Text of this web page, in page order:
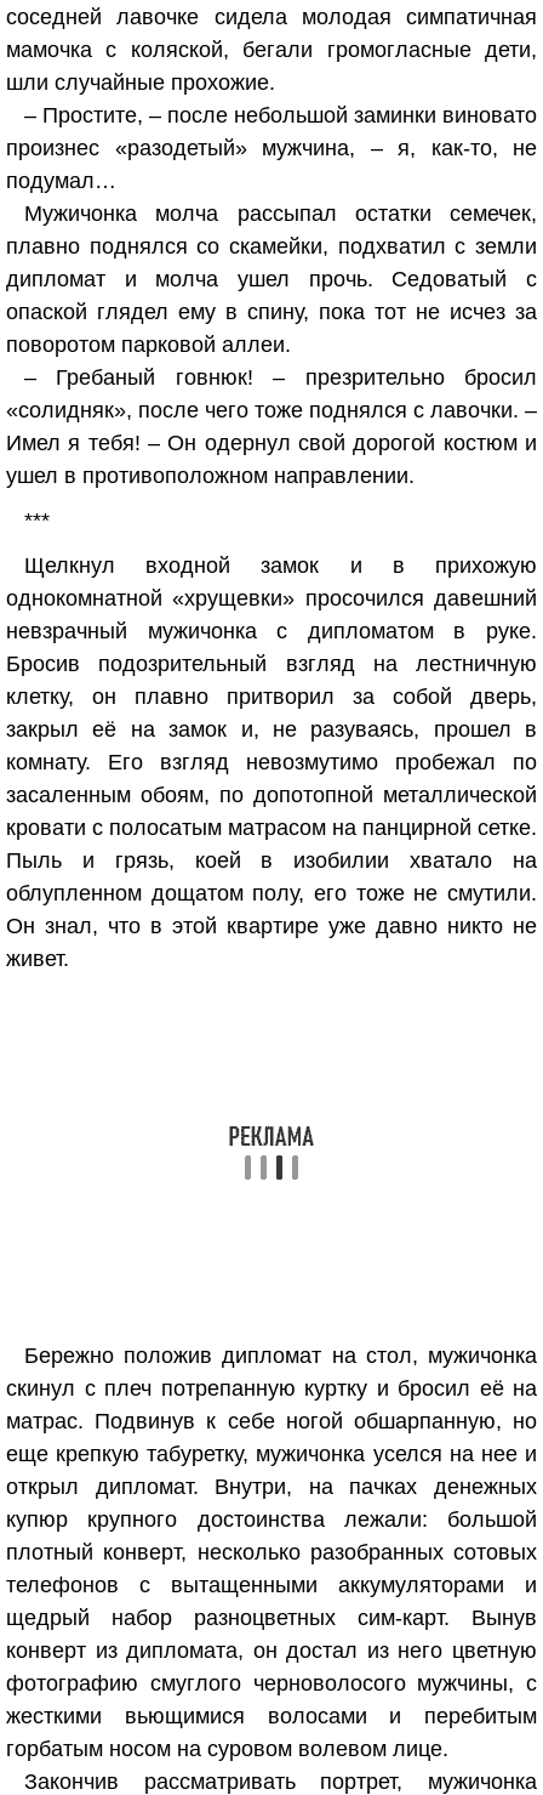
соседней лавочке сидела молодая симпатичная
мамочка с коляской, бегали громогласные дети,
шли случайные прохожие.
– Простите, – после небольшой заминки виновато
произнес «разодетый» мужчина, – я, как-то, не
подумал…
Мужичонка молча рассыпал остатки семечек,
плавно поднялся со скамейки, подхватил с земли
дипломат и молча ушел прочь. Седоватый с
опаской глядел ему в спину, пока тот не исчез за
поворотом парковой аллеи.
– Гребаный говнюк! – презрительно бросил
«солидняк», после чего тоже поднялся с лавочки. –
Имел я тебя! – Он одернул свой дорогой костюм и
ушел в противоположном направлении.
***
Щелкнул входной замок и в прихожую
однокомнатной «хрущевки» просочился давешний
невзрачный мужичонка с дипломатом в руке.
Бросив подозрительный взгляд на лестничную
клетку, он плавно притворил за собой дверь,
закрыл её на замок и, не разуваясь, прошел в
комнату. Его взгляд невозмутимо пробежал по
засаленным обоям, по допотопной металлической
кровати с полосатым матрасом на панцирной сетке.
Пыль и грязь, коей в изобилии хватало на
облупленном дощатом полу, его тоже не смутили.
Он знал, что в этой квартире уже давно никто не
живет.
Бережно положив дипломат на стол, мужичонка
скинул с плеч потрепанную куртку и бросил её на
матрас. Подвинув к себе ногой обшарпанную, но
еще крепкую табуретку, мужичонка уселся на нее и
открыл дипломат. Внутри, на пачках денежных
купюр крупного достоинства лежали: большой
плотный конверт, несколько разобранных сотовых
телефонов с вытащенными аккумуляторами и
щедрый набор разноцветных сим-карт. Вынув
конверт из дипломата, он достал из него цветную
фотографию смуглого черноволосого мужчины, с
жесткими вьющимися волосами и перебитым
горбатым носом на суровом волевом лице.
Закончив рассматривать портрет, мужичонка